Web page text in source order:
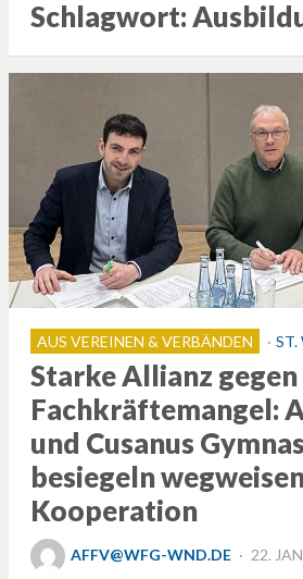
Schlagwort:
AUS VEREINEN & VERBÄNDEN ST.
Starke Allianz gegen
Fachkräftemangel:
und Cusanus
besiegeln
Kooperation
AFFV@WFG-WND.DE
POSTED
22.